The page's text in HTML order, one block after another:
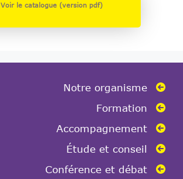
Voir le catalogue (version pdf)
Notre organisme
Formation
Accompagnement
Étude et conseil
Conférence et débat